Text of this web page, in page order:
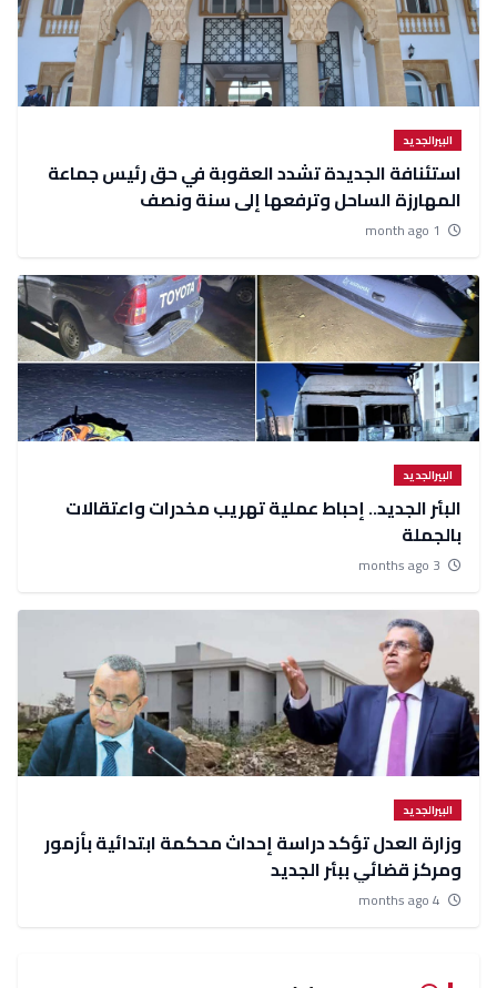
البيرالجديد
استئنافة الجديدة تشدد العقوبة في حق رئيس جماعة
المهارزة الساحل وترفعها إلى سنة ونصف
البيرالجديد
البئر الجديد.. إحباط عملية تهريب مخدرات واعتقالات
بالجملة
البيرالجديد
وزارة العدل تؤكد دراسة إحداث محكمة ابتدائية بأزمور
ومركز قضائي ببئر الجديد